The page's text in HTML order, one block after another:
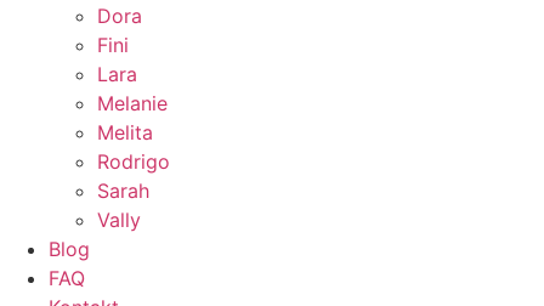
Dora
Fini
Lara
Melanie
Melita
Rodrigo
Sarah
Vally
Blog
FAQ